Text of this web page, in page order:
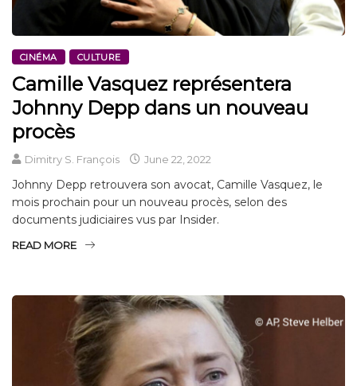
CINÉMA CULTURE
Camille Vasquez représentera
Johnny Depp dans un nouveau
procès
Dimitry S. François June 22, 2022
Johnny Depp retrouvera son avocat, Camille Vasquez, le
mois prochain pour un nouveau procès, selon des
documents judiciaires vus par Insider.
READ MORE